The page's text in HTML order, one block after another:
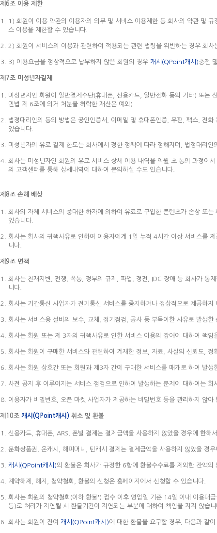
제6조 이용 제한
1) 회원이 이용 약관의 이용자의 의무 및 서비스 이용제한 등 회사의 약관 및
스 이용을 제한할 수 있습니다.
2) 회원이 서비스의 이용과 관련하여 적용되는 관련 법령을 위반하는 경우 회
3) 이용요금을 정상적으로 납부하지 않은 회원의 경우 캐시(QPoint캐시)충전
제7조 미성년자결제
미성년자인 회원이 일반결제수단(휴대폰, 신용카드, 일반전화 등의 기타) 또는
민법 제 6조에 의거 처분을 허락한 재산은 예외)
법정대리인의 동의 방법은 공인인증서, 이메일 및 휴대폰인증, 우편, 팩스, 전
있습니다.
미성년자의 유료 결제 한도는 회사에서 정한 정책에 따라 정해지며, 법정대리
회사는 미성년자인 회원의 유료 서비스 상세 이용 내역을 익월 초 동의 과정에
의 고객센터를 통해 상세내역에 대하여 문의하실 수도 있습니다.
제8조 손해 배상
회사의 자체 서비스의 중대한 하자에 의하여 유료로 구입한 콘텐츠가 손상 또
있습니다.
회사는 회사의 귀책사유로 인하여 이용자에게 1일 누적 4시간 이상 서비스를
니다.
제9조 면책
회사는 천재지변, 전쟁, 폭동, 정부의 규제, 파업, 정전, IDC 장애 등 회사가 통
니다.
회사는 기간통신 사업자가 전기통신 서비스를 중지하거나 정상적으로 제공하
회사는 서비스용 설비의 보수, 교체, 정기점검, 공사 등 부득이한 사유로 발생한
회사는 회원 또는 제 3자의 귀책사유로 인한 서비스 이용의 장애에 대하여 책임
회사는 회원이 구매한 서비스와 관련하여 게재한 정보, 자료, 사실의 신뢰도,
회사는 회원 상호간 또는 회원과 제3자 간에 구매한 서비스를 매개로 하여 발
사전 공지 후 이루어지는 서비스 점검으로 인하여 발생하는 문제에 대하여는 회
이용자가 비밀번호, 오픈 마켓 사업자가 제공하는 비밀번호 등을 관리하지 않
제10조 캐시(QPoint캐시) 취소 및 환불
신용카드, 휴대폰, ARS, 폰빌 결제는 결제금액을 사용하지 않았을 경우에 한해
문화상품권, 온캐시, 해피머니, 틴캐시 결제는 결제금액을 사용하지 않았을 경
캐시(QPoint캐시)의 환불은 회사가 규정한 6항에 환불수수료를 제외한 잔액의
계약해제, 해지, 청약철회, 환불의 신청은 홈페이지에서 신청할 수 있습니다.
회사는 회원의 청약철회(이하'환불') 접수 이후 영업일 기준 14일 이내 이용대
등)로 처리가 지연될 시 환불기간이 지연되는 부분에 대하여 책임을 지지 않습
회사는 회원이 잔여 캐시(QPoint캐시)에 대한 환불을 요구할 경우, 다음과 같